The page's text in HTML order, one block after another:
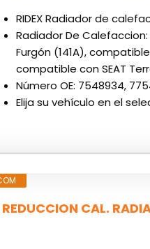
RIDEX Radiador de
Radiador De
Furgón (141A),
compatible con SEAT
Número OE: 7548934,
Elija su vehículo en el
REDUCCION CAL.